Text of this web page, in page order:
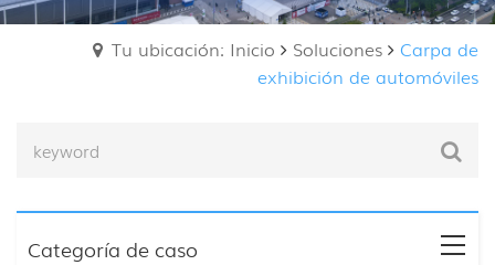
Tu ubicación: Inicio Soluciones
Carpa de
exhibición de automóviles
Categoría de caso